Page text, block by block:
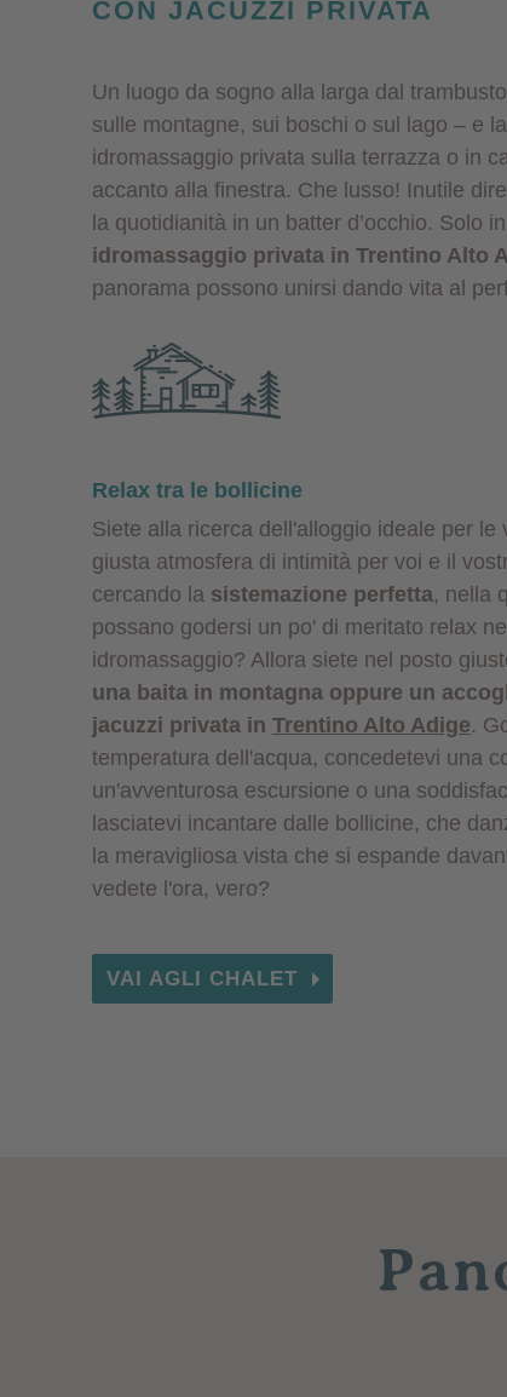
CON JACUZZI PRIVATA
Un luogo da sogno alla larga dal
sulle montagne, sui boschi o sul lago – e
idromassaggio privata sulla terrazza o in
accanto alla finestra. Che lusso! Inutile
la quotidianità in un batter d’occhio. Solo
idromassaggio privata in Trentino Alto
panorama possono unirsi dando vita al
Relax tra le bollicine
Siete alla ricerca dell'alloggio ideale per le
giusta atmosfera di intimità per voi e il
cercando la sistemazione perfetta, nella
possano godersi un po' di meritato relax
idromassaggio? Allora siete nel posto
una baita in montagna oppure un
jacuzzi privata in Trentino Alto Adige.
temperatura dell'acqua, concedetevi una
un'avventurosa escursione o una
lasciatevi incantare dalle bollicine, che
la meravigliosa vista che si espande
vedete l'ora, vero?
VAI AGLI CHALET